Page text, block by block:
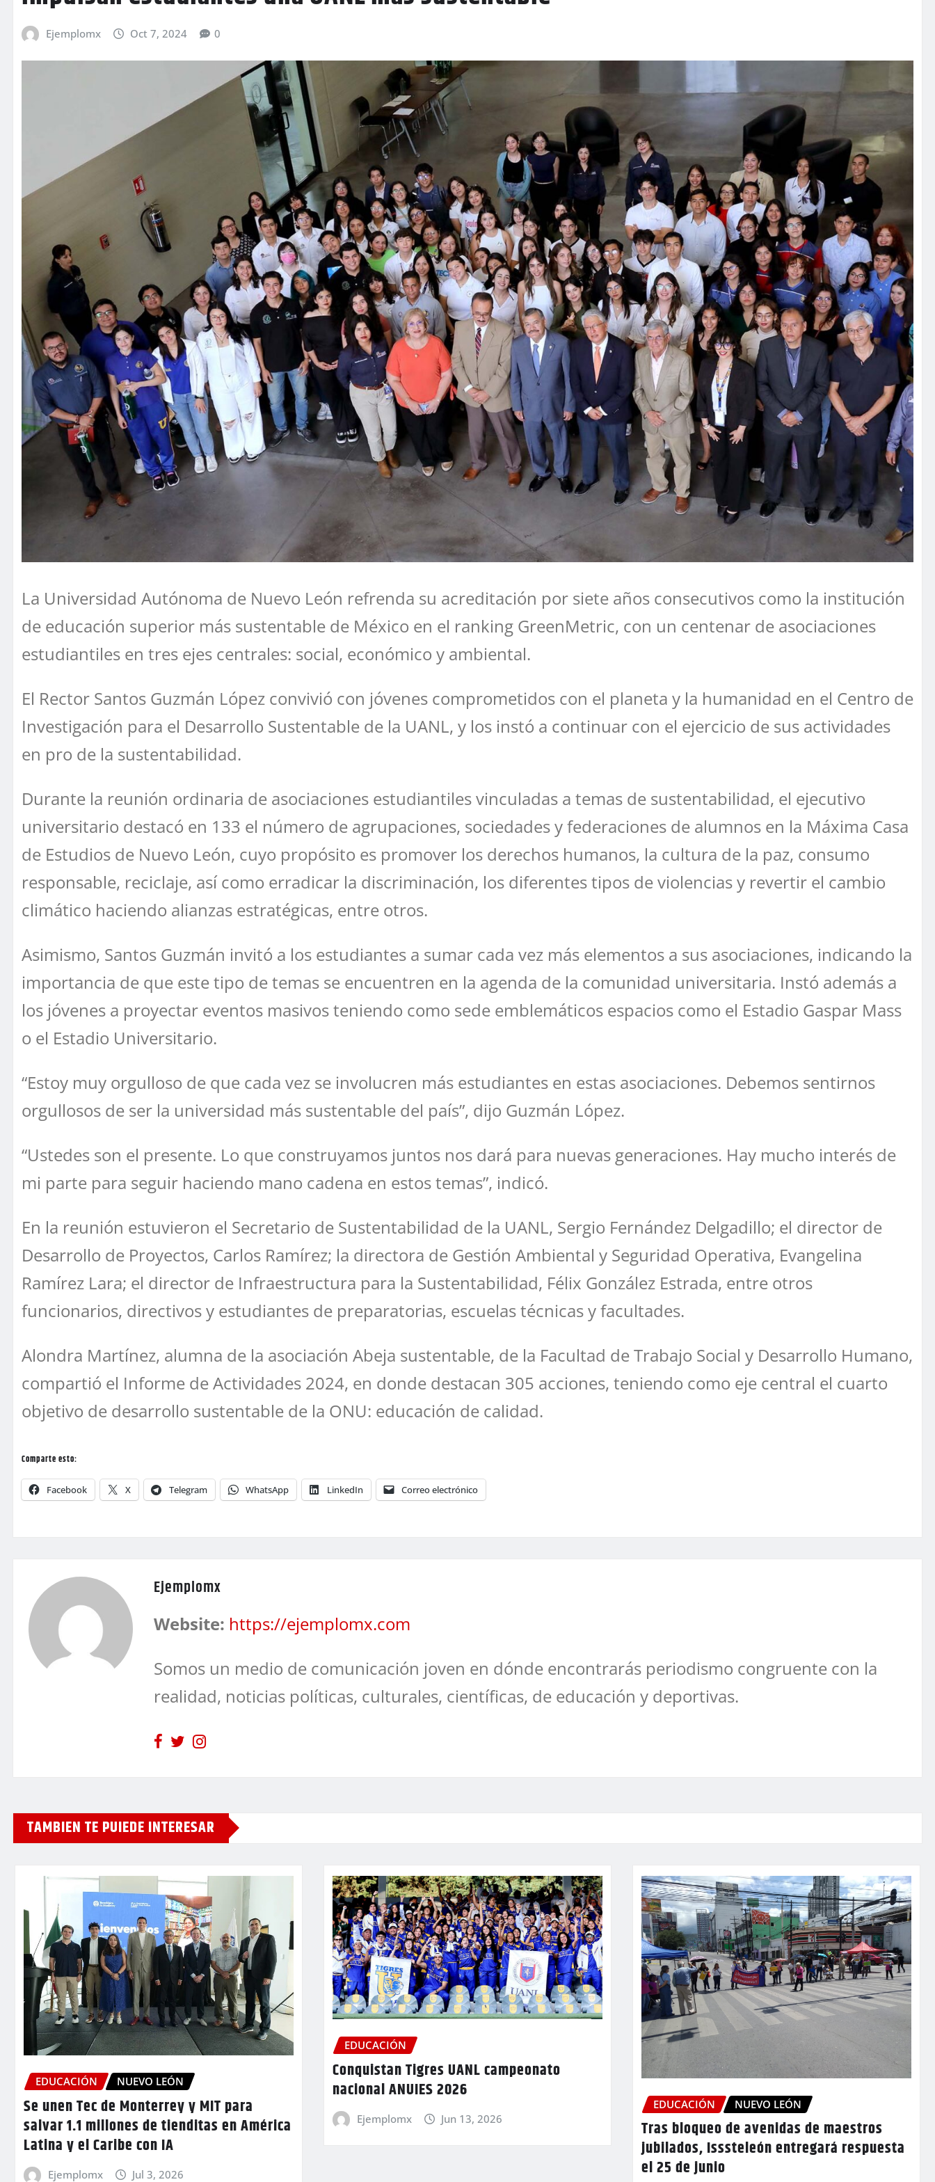
Ejemplomx Oct 7, 2024 0
La Universidad Autónoma de Nuevo León refrenda su acreditación por siete años consecutivos como la institución
de educación superior más sustentable de México en el ranking GreenMetric, con un centenar de asociaciones
estudiantiles en tres ejes centrales: social, económico y ambiental.
El Rector Santos Guzmán López convivió con jóvenes comprometidos con el planeta y la humanidad en el Centro de
Investigación para el Desarrollo Sustentable de la UANL, y los instó a continuar con el ejercicio de sus actividades
en pro de la sustentabilidad.
Durante la reunión ordinaria de asociaciones estudiantiles vinculadas a temas de sustentabilidad, el ejecutivo
universitario destacó en 133 el número de agrupaciones, sociedades y federaciones de alumnos en la Máxima Casa
de Estudios de Nuevo León, cuyo propósito es promover los derechos humanos, la cultura de la paz, consumo
responsable, reciclaje, así como erradicar la discriminación, los diferentes tipos de violencias y revertir el cambio
climático haciendo alianzas estratégicas, entre otros.
Asimismo, Santos Guzmán invitó a los estudiantes a sumar cada vez más elementos a sus asociaciones, indicando la
importancia de que este tipo de temas se encuentren en la agenda de la comunidad universitaria. Instó además a
los jóvenes a proyectar eventos masivos teniendo como sede emblemáticos espacios como el Estadio Gaspar Mass
o el Estadio Universitario.
“Estoy muy orgulloso de que cada vez se involucren más estudiantes en estas asociaciones. Debemos sentirnos
orgullosos de ser la universidad más sustentable del país”, dijo Guzmán López.
“Ustedes son el presente. Lo que construyamos juntos nos dará para nuevas generaciones. Hay mucho interés de
mi parte para seguir haciendo mano cadena en estos temas”, indicó.
En la reunión estuvieron el Secretario de Sustentabilidad de la UANL, Sergio Fernández Delgadillo; el director de
Desarrollo de Proyectos, Carlos Ramírez; la directora de Gestión Ambiental y Seguridad Operativa, Evangelina
Ramírez Lara; el director de Infraestructura para la Sustentabilidad, Félix González Estrada, entre otros
funcionarios, directivos y estudiantes de preparatorias, escuelas técnicas y facultades.
Alondra Martínez, alumna de la asociación Abeja sustentable, de la Facultad de Trabajo Social y Desarrollo Humano,
compartió el Informe de Actividades 2024, en donde destacan 305 acciones, teniendo como eje central el cuarto
objetivo de desarrollo sustentable de la ONU: educación de calidad.
Comparte esto:
Facebook X Telegram WhatsApp LinkedIn Correo electrónico
Ejemplomx
Website: https://ejemplomx.com
Somos un medio de comunicación joven en dónde encontrarás periodismo congruente con la
realidad, noticias políticas, culturales, científicas, de educación y deportivas.
TAMBIEN TE PUIEDE INTERESAR
EDUCACIÓN NUEVO LEÓN
Se unen Tec de Monterrey y MIT para
salvar 1.1 millones de tienditas en América
Latina y el Caribe con IA
Ejemplomx Jul 3, 2026
EDUCACIÓN
Conquistan Tigres UANL campeonato
nacional ANUIES 2026
Ejemplomx Jun 13, 2026
EDUCACIÓN NUEVO LEÓN
Tras bloqueo de avenidas de maestros
jubilados, Isssteleón entregará respuesta
el 25 de junio